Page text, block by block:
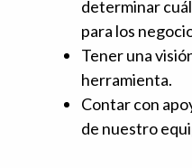
determinar
para los
Tener una
herramienta.
Contar con
de nuestro